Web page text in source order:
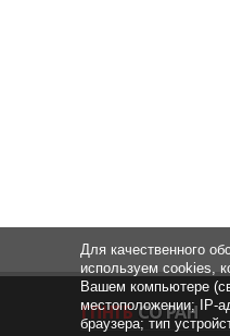
Для качественного
используем cookies,
Вашем компьютере
местоположении; IP-
браузера; тип